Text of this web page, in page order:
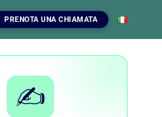
PRENOTA UNA CHIAMATA
✍️